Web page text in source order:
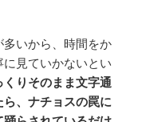
いから、時間をか
見ていかないとい
りそのまま文字通
、ナチョスの罠に